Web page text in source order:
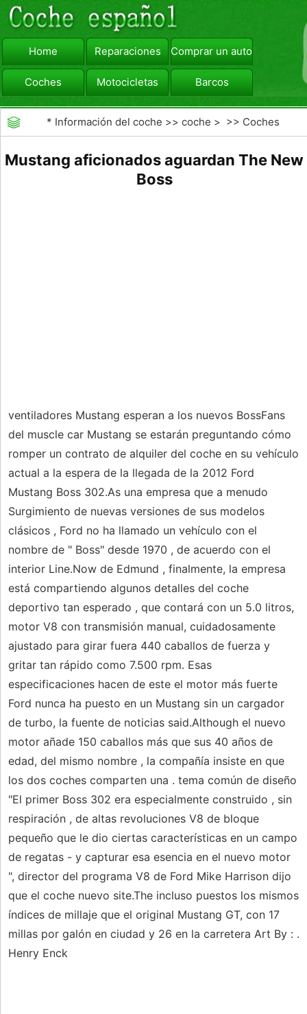
Home Reparaciones Comprar un automóvil
Coches Motocicletas Barcos
viajar Camiones
* Información del coche >>coche > >> Coches
Mustang aficionados aguardan The New
Boss
ventiladores Mustang esperan a los nuevos BossFans
del muscle car Mustang se estarán preguntando cómo
romper un contrato de alquiler del coche en su vehículo
actual a la espera de la llegada de la 2012 Ford
Mustang Boss 302.As una empresa que a menudo
Surgimiento de nuevas versiones de sus modelos
clásicos , Ford no ha llamado un vehículo con el
nombre de " Boss" desde 1970 , de acuerdo con el
interior Line.Now de Edmund , finalmente, la empresa
está compartiendo algunos detalles del coche
deportivo tan esperado , que contará con un 5.0 litros,
motor V8 con transmisión manual, cuidadosamente
ajustado para girar fuera 440 caballos de fuerza y
gritar tan rápido como 7.500 rpm. Esas
especificaciones hacen de este el motor más fuerte
Ford nunca ha puesto en un Mustang sin un cargador
de turbo, la fuente de noticias said.Although el nuevo
motor añade 150 caballos más que sus 40 años de
edad, del mismo nombre , la compañía insiste en que
los dos coches comparten una . tema común de diseño
"El primer Boss 302 era especialmente construido , sin
respiración , de altas revoluciones V8 de bloque
pequeño que le dio ciertas características en un campo
de regatas - y capturar esa esencia en el nuevo motor
", director del programa V8 de Ford Mike Harrison dijo
que el coche nuevo site.The incluso puestos los mismos
índices de millaje que el original Mustang GT, con 17
millas por galón en ciudad y 26 en la carretera Art By : .
Henry Enck